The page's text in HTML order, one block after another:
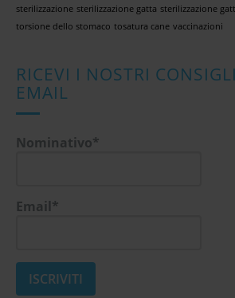
sterilizzazione sterilizzazione gatta sterilizzazione
torsione dello stomaco tosatura cane vaccinazioni
RICEVI I NOSTRI
EMAIL
Nominativo*
Email*